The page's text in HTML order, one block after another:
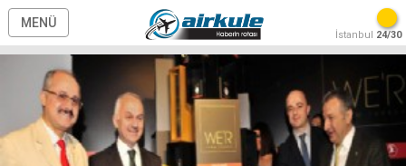
MENÜ
İstanbul 24/30